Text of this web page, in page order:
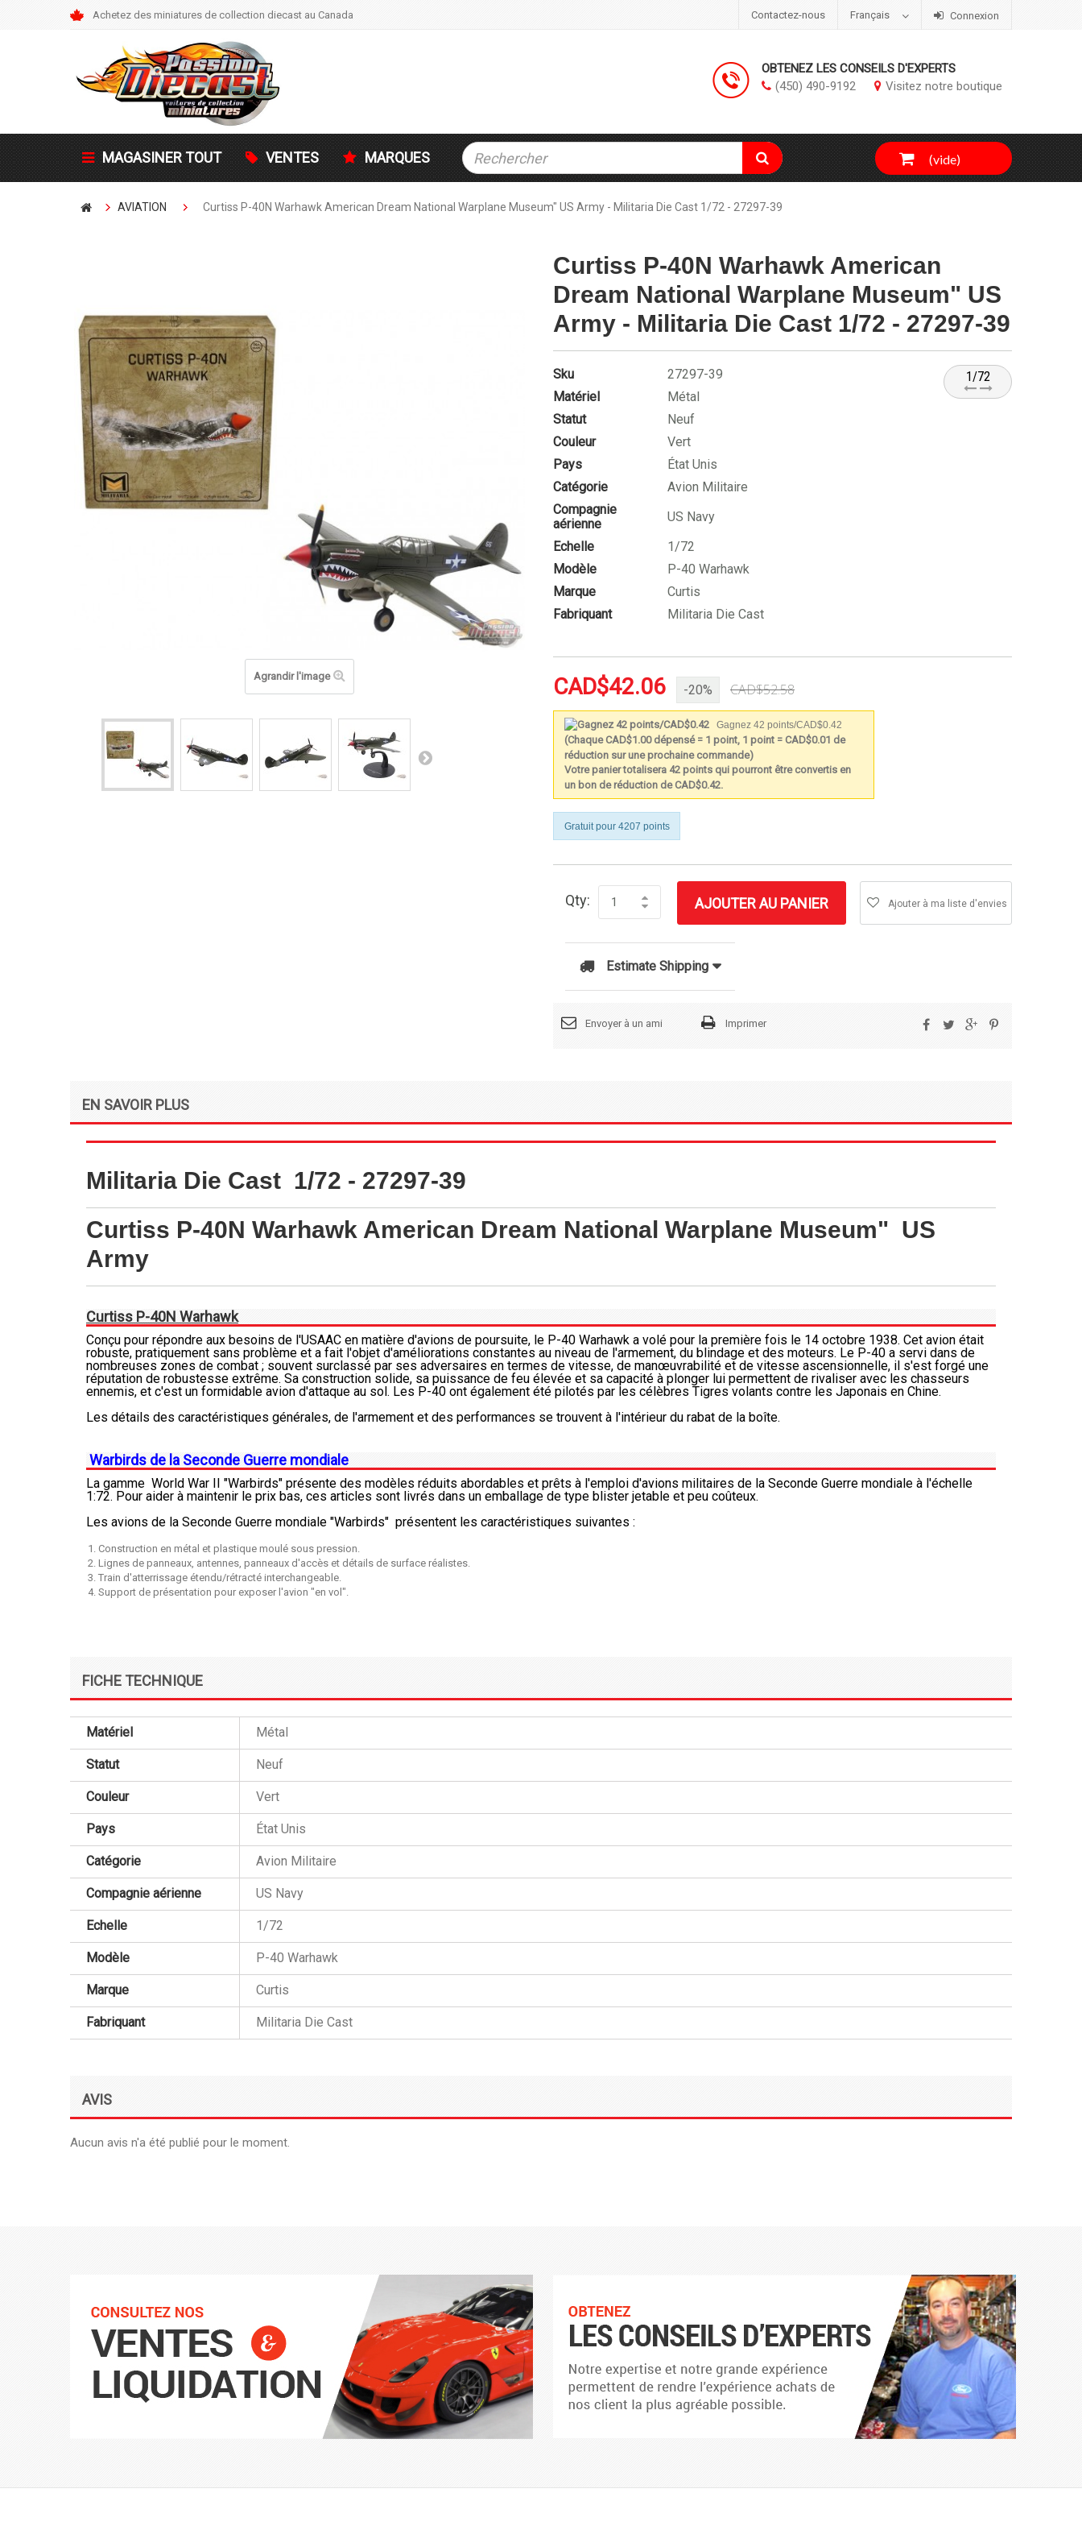
Connexion
Français
Contactez-nous
Achetez des miniatures de collection diecast au Canada
OBTENEZ LES CONSEILS D'EXPERTS
(450) 490-9192
Visitez notre boutique
MAGASINER TOUT VENTES MARQUES (vide)
AVIATION Curtiss P-40N Warhawk American Dream National Warplane Museum" US Army - Militaria Die Cast 1/72 - 27297-39
Agrandir l'image
Curtiss P-40N Warhawk American
Dream National Warplane Museum" US
Army - Militaria Die Cast 1/72 - 27297-39
1/72
Sku
27297-39
Matériel
Métal
Statut
Neuf
Couleur
Vert
Pays
État Unis
Catégorie
Avion Militaire
Compagnie
aérienne
US Navy
Echelle
1/72
Modèle
P-40 Warhawk
Marque
Curtis
Fabriquant
Militaria Die Cast
CAD$42.06 -20% CAD$52.58
Gagnez 42 points/CAD$0.42
(Chaque CAD$1.00 dépensé = 1 point, 1 point = CAD$0.01 de
réduction sur une prochaine commande)
Votre panier totalisera 42 points qui pourront être convertis en
un bon de réduction de CAD$0.42.
Gratuit pour 4207 points
Qty: AJOUTER AU PANIER Ajouter à ma liste d'envies
Estimate Shipping
Envoyer à un ami Imprimer
EN SAVOIR PLUS
Militaria Die Cast 1/72 - 27297-39
Curtiss P-40N Warhawk American Dream National Warplane Museum" US
Army
Curtiss P-40N Warhawk
Conçu pour répondre aux besoins de l'USAAC en matière d'avions de poursuite, le P-40 Warhawk a volé pour la première fois le 14 octobre 1938. Cet avion était
robuste, pratiquement sans problème et a fait l'objet d'améliorations constantes au niveau de l'armement, du blindage et des moteurs. Le P-40 a servi dans de
nombreuses zones de combat ; souvent surclassé par ses adversaires en termes de vitesse, de manœuvrabilité et de vitesse ascensionnelle, il s'est forgé une
réputation de robustesse extrême. Sa construction solide, sa puissance de feu élevée et sa capacité à plonger lui permettent de rivaliser avec les chasseurs
ennemis, et c'est un formidable avion d'attaque au sol. Les P-40 ont également été pilotés par les célèbres Tigres volants contre les Japonais en Chine.
Les détails des caractéristiques générales, de l'armement et des performances se trouvent à l'intérieur du rabat de la boîte.
Warbirds de la Seconde Guerre mondiale
La gamme World War II "Warbirds" présente des modèles réduits abordables et prêts à l'emploi d'avions militaires de la Seconde Guerre mondiale à l'échelle
1:72. Pour aider à maintenir le prix bas, ces articles sont livrés dans un emballage de type blister jetable et peu coûteux.
Les avions de la Seconde Guerre mondiale "Warbirds" présentent les caractéristiques suivantes :
Construction en métal et plastique moulé sous pression.
Lignes de panneaux, antennes, panneaux d'accès et détails de surface réalistes.
Train d'atterrissage étendu/rétracté interchangeable.
Support de présentation pour exposer l'avion "en vol".
FICHE TECHNIQUE
Matériel Métal
Statut Neuf
Couleur Vert
Pays État Unis
Catégorie Avion Militaire
Compagnie aérienne US Navy
Echelle 1/72
Modèle P-40 Warhawk
Marque Curtis
Fabriquant Militaria Die Cast
AVIS
Aucun avis n'a été publié pour le moment.